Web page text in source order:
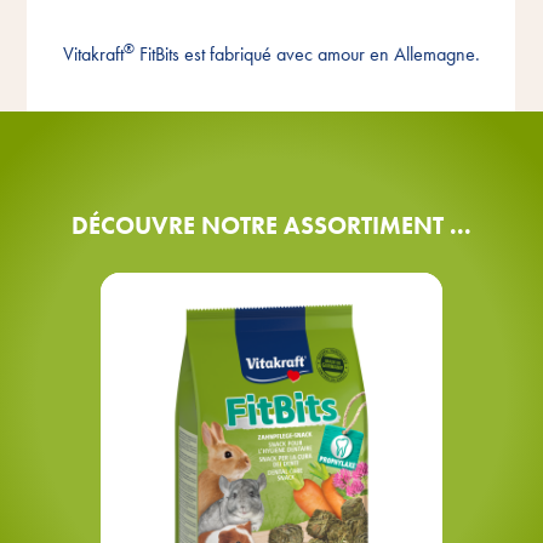
Allemagne
Vitakraft® FitBits est fabriqué avec amour en Allemagne.
DÉCOUVRE NOTRE ASSORTIMENT ...